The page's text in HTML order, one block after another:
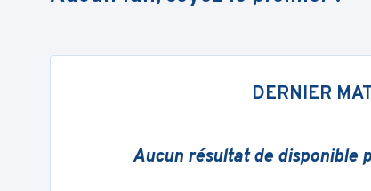
DERNIER
Aucun résultat de disponible